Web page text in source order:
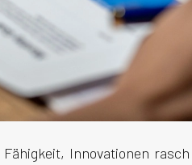
Innovationen